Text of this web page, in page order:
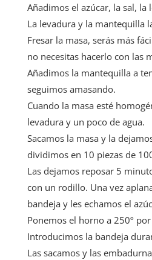
Añadimos el azúcar, la sal, la
La levadura y la mantequilla
Fresar la masa, serás más
no necesitas hacerlo con las
Añadimos la mantequilla a
seguimos amasando.
Cuando la masa esté
levadura y un poco de agua.
Sacamos la masa y la
dividimos en 10 piezas de
Las dejamos reposar 5
con un rodillo. Una vez
bandeja y les echamos el
Ponemos el horno a 250º
Introducimos la bandeja
Las sacamos y las